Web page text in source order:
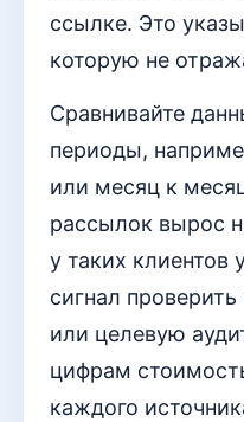
ссылке. Это
которую не
Сравнивайте
периоды,
или месяц к
рассылок вырос
у таких клиентов
сигнал
или целевую
цифрам
каждого